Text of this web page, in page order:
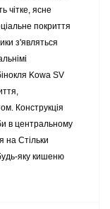
чітке, ясне
покриття
з'являться
Kowa SV
Конструкція
в центральному
на Стільки
яку кишеню